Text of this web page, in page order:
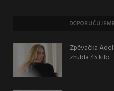
DOPORUČUJEME
Zpěvačka
zhubla 45 kilo